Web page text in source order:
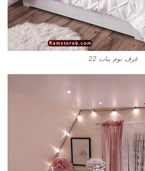
غرف نوم بنات 22